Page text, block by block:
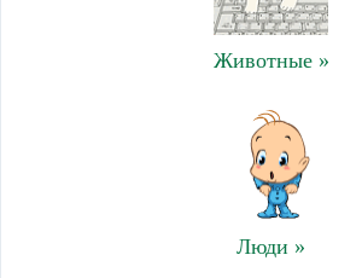
Животные »
Люди »